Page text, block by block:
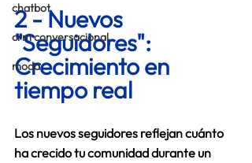
chatbot
crm conversacional
moda
2 - Nuevos
"Seguidores":
Crecimiento en
tiempo real
Los nuevos seguidores reflejan cuánto
ha crecido tu comunidad durante un